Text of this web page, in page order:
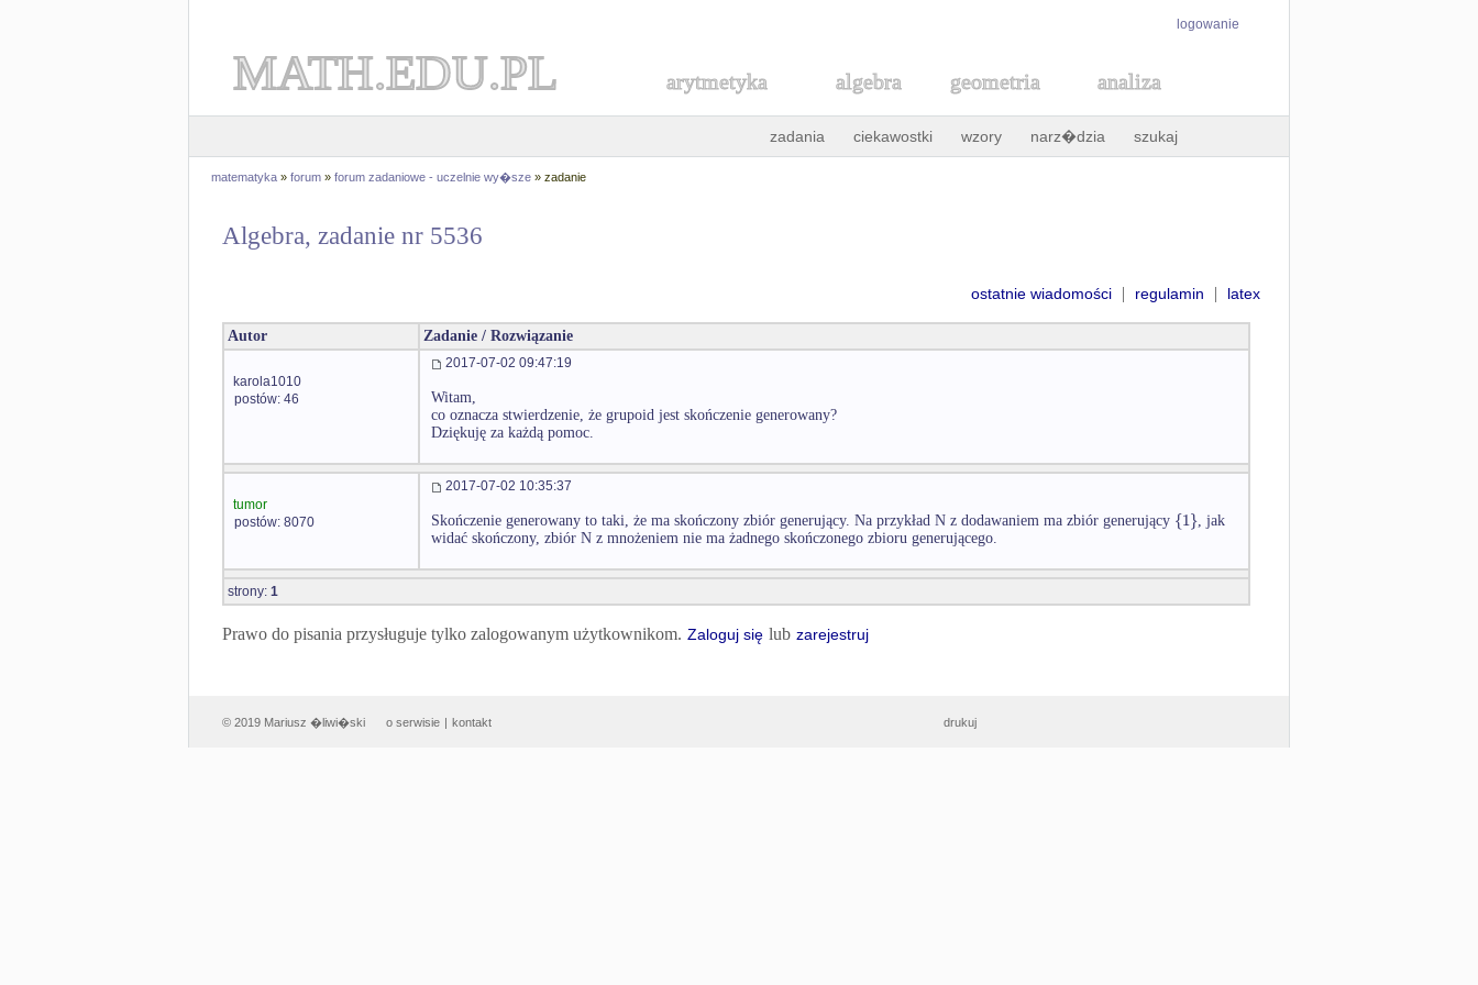
logowanie
MATH.EDU.PL arytmetyka algebra geometria analiza
zadania ciekawostki wzory narz�dzia szukaj
matematyka » forum » forum zadaniowe - uczelnie wy�sze » zadanie
Algebra, zadanie nr 5536
ostatnie wiadomości | regulamin | latex
Autor Zadanie / Rozwiązanie
karola1010
postów: 46
2017-07-02 09:47:19
Witam,
co oznacza stwierdzenie, że grupoid jest skończenie generowany?
Dziękuję za każdą pomoc.
tumor
postów: 8070
2017-07-02 10:35:37
Skończenie generowany to taki, że ma skończony zbiór generujący. Na przykład N z dodawaniem ma zbiór generujący {1}, jak
widać skończony, zbiór N z mnożeniem nie ma żadnego skończonego zbioru generującego.
strony: 1
Prawo do pisania przysługuje tylko zalogowanym użytkownikom. Zaloguj się lub zarejestruj
© 2019 Mariusz �liwi�ski o serwisie | kontakt drukuj